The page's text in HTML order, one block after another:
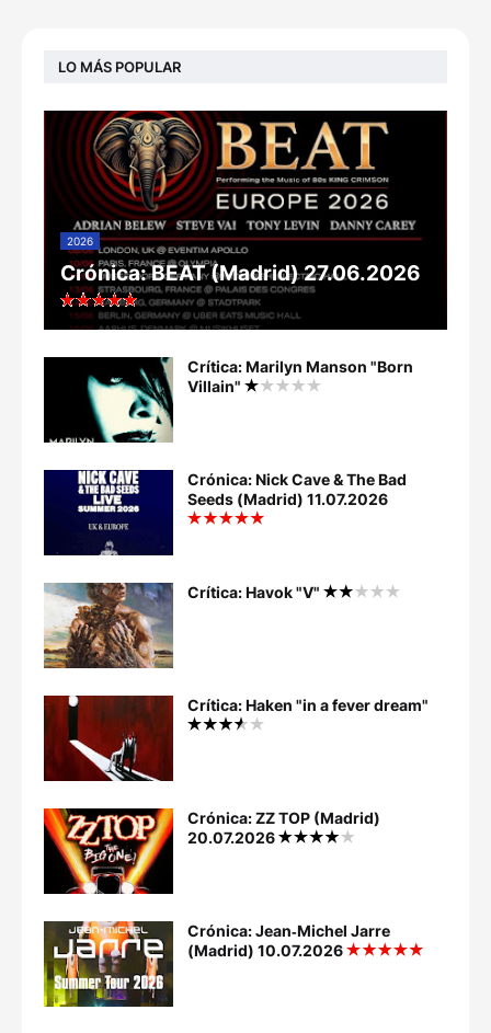
LO MÁS POPULAR
2026
Crónica: BEAT (Madrid) 27.06.2026
Crítica: Marilyn Manson "Born
Villain"
Crónica: Nick Cave & The Bad
Seeds (Madrid) 11.07.2026
Crítica: Havok "V"
Crítica: Haken "in a fever dream"
Crónica: ZZ TOP (Madrid)
20.07.2026
Crónica: Jean‐Michel Jarre
(Madrid) 10.07.2026